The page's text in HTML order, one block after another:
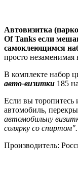
Автовизитка
Of Tanks если
самоклеющимся
просто
В комплекте набор
авто-визитки 185
Если вы торопитесь
автомобиль,
автомобильну
солярку со спиртом".
Производитель: